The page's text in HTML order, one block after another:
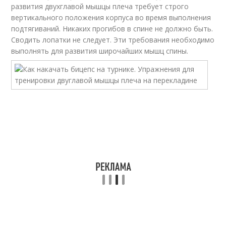
развития двухглавой мышцы плеча требует строго
вертикального положения корпуса во время выполнения
подтягиваний. Никаких прогибов в спине не должно быть.
Сводить лопатки не следует. Эти требования необходимо
выполнять для развития широчайших мышц спины.